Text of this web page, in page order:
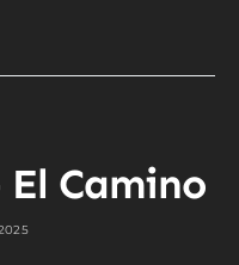
El Camino